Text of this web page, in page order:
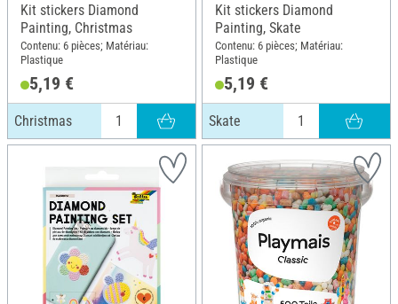
Kit stickers Diamond
Painting, Christmas
Contenu: 6 pièces; Matériau:
Plastique
5,19 €
Christmas
Kit stickers Diamond
Painting, Skate
Contenu: 6 pièces; Matériau:
Plastique
5,19 €
Skate